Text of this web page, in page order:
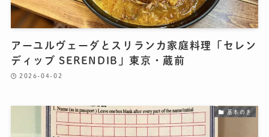
アーユルヴェーダとスリランカ家庭料理「セレン
ディッブ SERENDIB」東京・蔵前
2026-04-02
基本のき